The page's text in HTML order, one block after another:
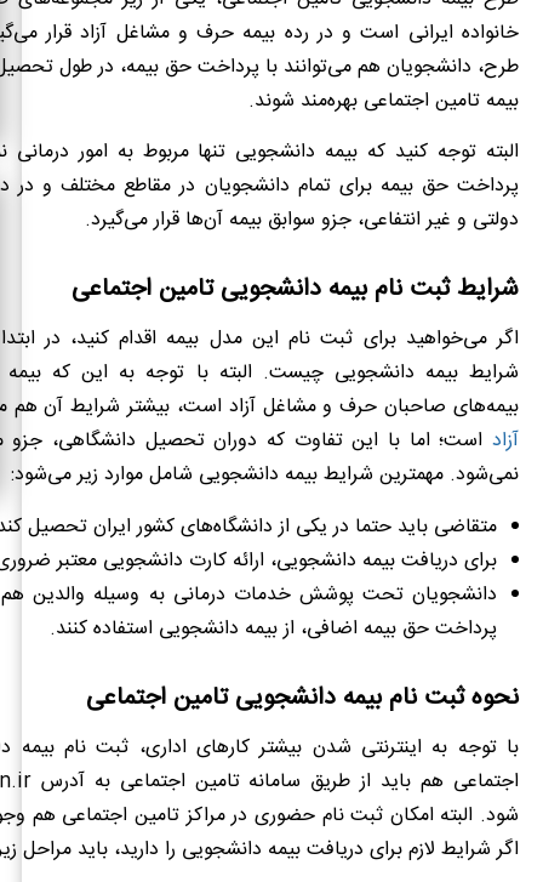
خانواده ایرانی است و در رده بیمه حرف و مشاغل آزاد قرار
طرح، دانشجویان هم می‌توانند با پرداخت حق بیمه، در طول
بیمه تامین اجتماعی بهره‌مند شوند.
البته توجه کنید که بیمه دانشجویی تنها مربوط به امور
پرداخت حق بیمه برای تمام دانشجویان در مقاطع مختلف و در
دولتی و غیر انتفاعی، جزو سوابق بیمه آن‌ها قرار می‌گیرد.
شرایط ثبت نام بیمه دانشجویی تامین اجتماعی
اگر می‌خواهید برای ثبت نام این مدل بیمه اقدام کنید، در
شرایط بیمه دانشجویی چیست. البته با توجه به این که
بیمه‌های صاحبان حرف و مشاغل آزاد است، بیشتر شرایط آن
آزاد است؛ اما با این تفاوت که دوران تحصیل دانشگاهی،
نمی‌شود. مهمترین شرایط بیمه دانشجویی شامل موارد زیر می‌شود:
متقاضی باید حتما در یکی از دانشگاه‌های کشور ایران تحصیل
برای دریافت بیمه دانشجویی، ارائه کارت دانشجویی معتبر
دانشجویان تحت پوشش خدمات درمانی به وسیله والدین هم
پرداخت حق بیمه اضافی، از بیمه دانشجویی استفاده کنند.
نحوه ثبت نام بیمه دانشجویی تامین اجتماعی
با توجه به اینترنتی شدن بیشتر کارهای اداری، ثبت نام بیمه
شود. البته امکان ثبت نام حضوری در مراکز تامین اجتماعی هم
اگر شرایط لازم برای دریافت بیمه دانشجویی را دارید، باید مراحل